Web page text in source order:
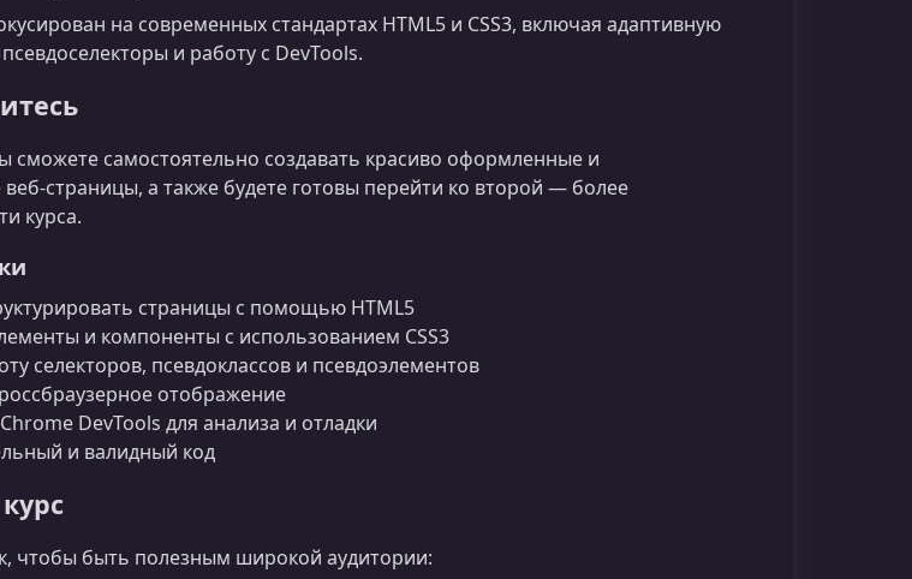
на современных стандартах HTML5 и CSS3, включая адаптивную
и работу с DevTools.
сможете самостоятельно создавать красиво оформленные и
а также будете готовы перейти ко второй — более
курса.
страницы с помощью HTML5
и компоненты с использованием CSS3
селекторов, псевдоклассов и псевдоэлементов
отображение
DevTools для анализа и отладки
и валидный код
чтобы быть полезным широкой аудитории: